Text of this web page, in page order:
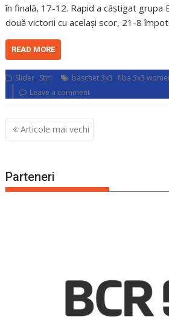
în finală, 17-12. Rapid a câștigat grupa
două victorii cu același scor, 21-8
READ MORE
Slider, Stiri baschet 3x3,fiba 3x3
Leave a comment
Navigare
în
Articole mai vechi
Parteneri